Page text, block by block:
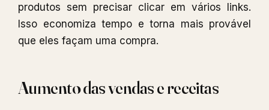
produtos sem precisar clicar em vários links.
Isso economiza tempo e torna mais provável
que eles façam uma compra.
Aumento das vendas e receitas